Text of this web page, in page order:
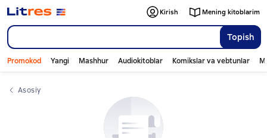
Topish
Kirish Mening kitoblarim
Promokod Yangi Mashhur Audiokitoblar Komikslar va vebtunlar
Asosiy
Слайдер с книгами
Слайдер с книгами